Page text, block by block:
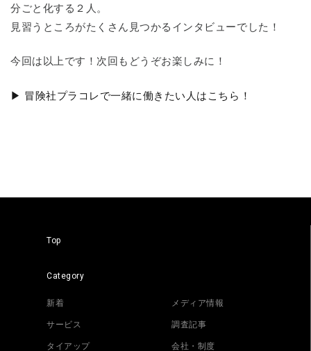
分ごと化する２人。
見習うところがたくさん見つかるインタビューでした！
今回は以上です！次回もどうぞお楽しみに！
▶ 冒険社プラコレで一緒に働きたい人はこちら！
Top
Category
新着 メディア情報
サービス 調査記事
タイアップ 会社・制度